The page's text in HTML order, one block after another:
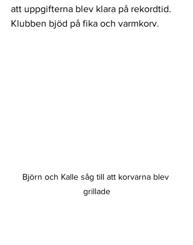
att uppgifterna blev klara på rekordtid.
Klubben bjöd på fika och varmkorv.
Björn och Kalle såg till att korvarna blev
grillade